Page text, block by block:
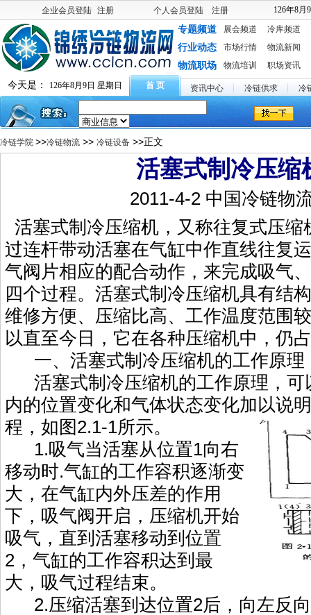
企业会员登陆 注册 个人会员登陆 注册 126年8月
专题频道 展会频道 冷库频道
行业动态 市场行情 物流新闻
物流职场 物流培训 职场资讯
今天是： 126年8月9日 星期日 首 页 资讯中心 冷链供求 冷
冷链学院 >>冷链物流 >> 冷链设备 >>正文
活塞式制冷压缩
2011-4-2 中国冷链物
活塞式制冷压缩机，又称往复式压缩
过连杆带动活塞在气缸中作直线往复
气阀片相应的配合动作，来完成吸气
四个过程。活塞式制冷压缩机具有结
维修方便、压缩比高、工作温度范围
以直至今日，它在各种压缩机中，仍
一、活塞式制冷压缩机的工作原理
活塞式制冷压缩机的工作原理，可
内的位置变化和气体状态变化加以说
程，如图2.1-1所示。
1.吸气当活塞从位置1向右
移动时.气缸的工作容积逐渐变
大，在气缸内外压差的作用
下，吸气阀开启，压缩机开始
吸气，直到活塞移动到位置
2，气缸的工作容积达到最
大，吸气过程结束。
2.压缩活塞到达位置2后，向左反